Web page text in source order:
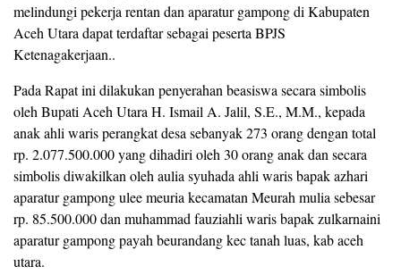
melindungi pekerja rentan dan aparatur gampong di Kabupaten
Aceh Utara dapat terdaftar sebagai peserta BPJS
Ketenagakerjaan..
Pada Rapat ini dilakukan penyerahan beasiswa secara simbolis
oleh Bupati Aceh Utara H. Ismail A. Jalil, S.E., M.M., kepada
anak ahli waris perangkat desa sebanyak 273 orang dengan total
rp. 2.077.500.000 yang dihadiri oleh 30 orang anak dan secara
simbolis diwakilkan oleh aulia syuhada ahli waris bapak azhari
aparatur gampong ulee meuria kecamatan Meurah mulia sebesar
rp. 85.500.000 dan muhammad fauziahli waris bapak zulkarnaini
aparatur gampong payah beurandang kec tanah luas, kab aceh
utara.